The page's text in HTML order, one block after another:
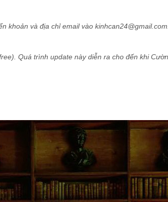
khoản và địa chỉ email vào
Quá trình update này diễn ra cho đến khi